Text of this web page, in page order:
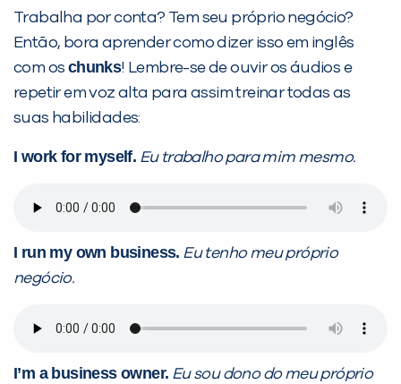
Trabalha por conta? Tem seu próprio negócio?
Então, bora aprender como dizer isso em inglês
com os chunks! Lembre-se de ouvir os áudios e
repetir em voz alta para assim treinar todas as
suas habilidades:
I work for myself. Eu trabalho para mim mesmo.
I run my own business. Eu tenho meu próprio
negócio.
I’m a business owner. Eu sou dono do meu próprio